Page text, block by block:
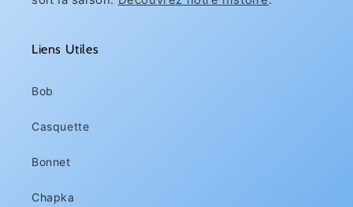
Liens Utiles
Bob
Casquette
Bonnet
Chapka